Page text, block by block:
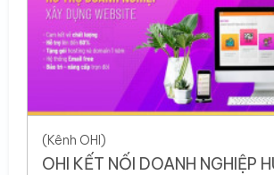
(Kênh OHI)
OHI KẾT NỐI DOANH NGHIỆP